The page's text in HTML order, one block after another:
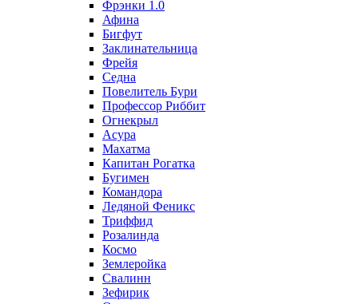
Фрэнки 1.0
Афина
Бигфут
Заклинательница
Фрейя
Седна
Повелитель Бури
Профеcсор Риббит
Огнекрыл
Асура
Махатма
Капитан Рогатка
Бугимен
Командора
Ледяной Феникс
Триффид
Розалинда
Космо
Землеройка
Свалинн
Зефирик